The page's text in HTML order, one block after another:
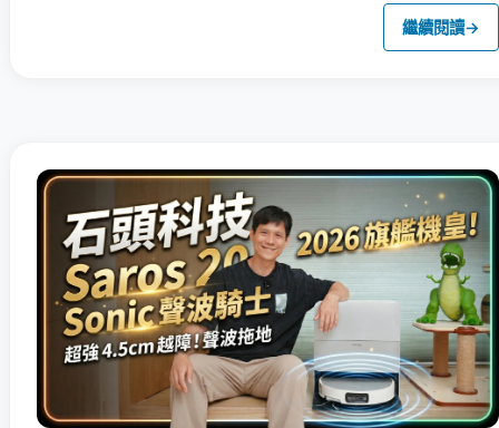
繼續閱讀→